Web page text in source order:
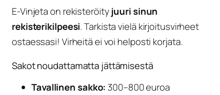
E-Vinjeta on rekisteröityjuuri sinun
rekisterikilpeesi. Tarkista vielä kirjoitusvirheet
ostaessasi! Virheitä ei voi helposti korjata.
Sakot noudattamatta jättämisestä
Tavallinen sakko: 300–800 euroa